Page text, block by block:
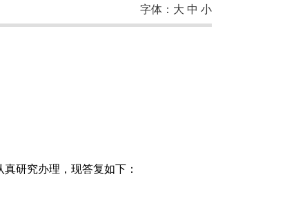
字体： 大 中 小
研究办理，现答复如下：